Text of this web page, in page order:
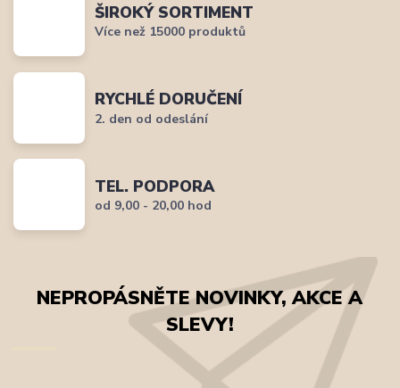
ŠIROKÝ SORTIMENT
Více než 15000 produktů
RYCHLÉ DORUČENÍ
2. den od odeslání
TEL. PODPORA
od 9,00 - 20,00 hod
NEPROPÁSNĚTE NOVINKY, AKCE A
SLEVY!